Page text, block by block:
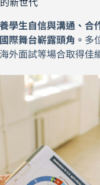
新世代
學生自信與溝通、合
際舞台嶄露頭角。 多
外面試等場合取得佳